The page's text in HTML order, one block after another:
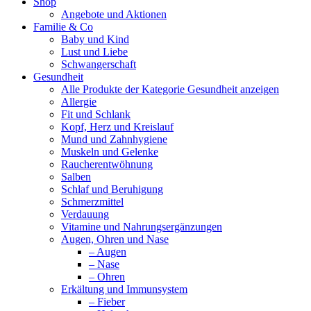
Angebote und Aktionen
Familie & Co
Baby und Kind
Lust und Liebe
Schwangerschaft
Gesundheit
Alle Produkte der Kategorie Gesundheit anzeigen
Allergie
Fit und Schlank
Kopf, Herz und Kreislauf
Mund und Zahnhygiene
Muskeln und Gelenke
Raucherentwöhnung
Salben
Schlaf und Beruhigung
Schmerzmittel
Verdauung
Vitamine und Nahrungsergänzungen
Augen, Ohren und Nase
– Augen
– Nase
– Ohren
Erkältung und Immunsystem
– Fieber